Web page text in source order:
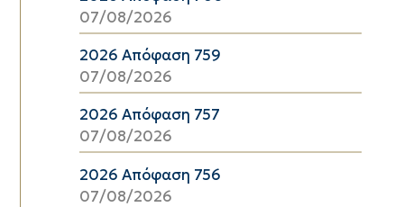
07/08/2026
2026 Απόφαση 759
07/08/2026
2026 Απόφαση 757
07/08/2026
2026 Απόφαση 756
07/08/2026